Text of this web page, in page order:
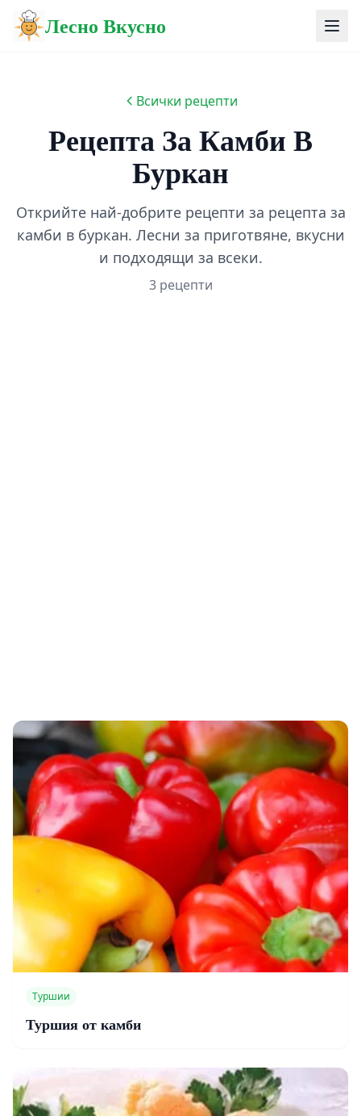
Лесно Вкусно
Всички рецепти
Рецепта За Камби В
Буркан
Открийте най-добрите рецепти за рецепта за
камби в буркан. Лесни за приготвяне, вкусни
и подходящи за всеки.
3 рецепти
Туршии
Туршия от камби